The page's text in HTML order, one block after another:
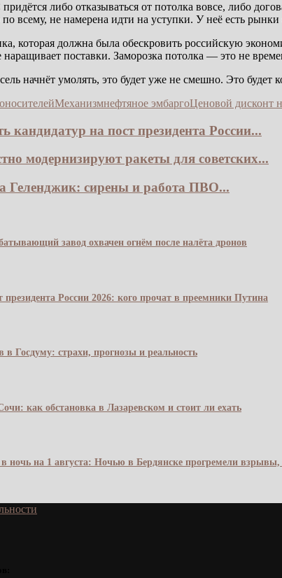
либо отказываться от потолка вовсе, либо
всему, не намерена идти на уступки. У неё есть
которая должна была обескровить российскую
наращивает поставки. Заморозка потолка — это не
начнёт умолять, это будет уже не смешно. Это
Механизмнефтяное эмбаргоЦеновой дисконт
кандидатур на пост президента России...
модернизируют ракеты для советских...
Геленджик: сирены и работа ПВО...
завод охвачен огнём после налёта дронов
президента России 2026: кого прочат в преемники Путина
Госдуму: страхи, прогнозы и реальность
как обстановка в Лазаревском и стоит ли ехать
ночь на 1 августа: Ночью в Бердянске прогремели взрывы,